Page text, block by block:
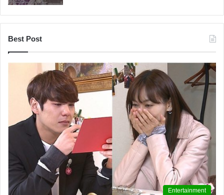
Best Post
Entertainment